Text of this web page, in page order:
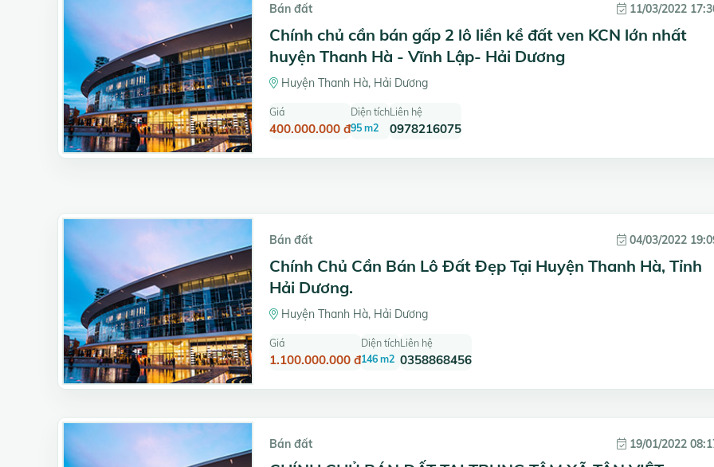
Bán đất 11/03/2022
Chính chủ cần bán gấp 2 lô liền kề đất ven KCN lớn nhất
huyện Thanh Hà - Vĩnh Lập- Hải Dương
Huyện Thanh Hà, Hải Dương
Giá
400.000.000 đ
Diện tích
95 m2
Liên hệ
0978216075
Bán đất 04/03/2022
Chính Chủ Cần Bán Lô Đất Đẹp Tại Huyện Thanh Hà, Tỉnh
Hải Dương.
Huyện Thanh Hà, Hải Dương
Giá
1.100.000.000 đ
Diện tích
146 m2
Liên hệ
0358868456
Bán đất 19/01/2022